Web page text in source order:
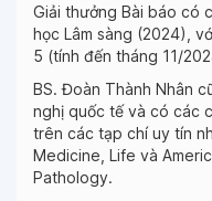
Giải thưởng Bài báo có
học Lâm sàng (2024),
5 (tính đến tháng 11/
BS. Đoàn Thành Nhân
nghị quốc tế và có các
trên các tạp chí uy tín
Medicine, Life và
Pathology.